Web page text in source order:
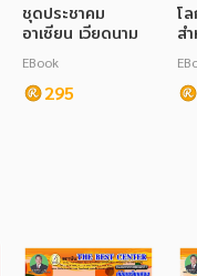
ชุดประชาคม
อาเซียน เวียดนาม
EBook
295
โ
ส
บ